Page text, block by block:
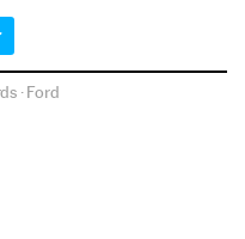
·Ford